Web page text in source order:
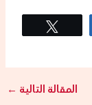
المقالة التالية ←